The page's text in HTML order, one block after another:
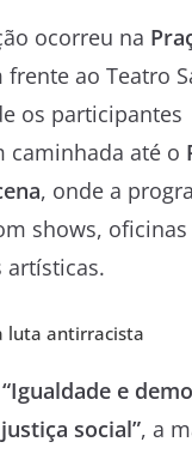
ocorreu na
frente ao Teatro
os participantes
caminhada até o
, onde a
shows, oficinas
artísticas.
luta antirracista
“Igualdade e
social”, a